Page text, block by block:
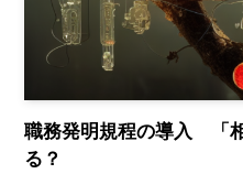
職務発明規程の導入 「
る？